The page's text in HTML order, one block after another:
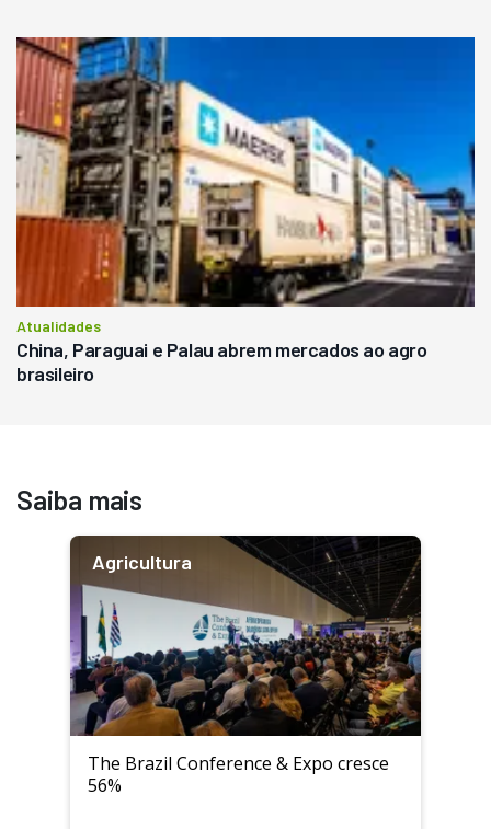
Atualidades
China, Paraguai e Palau abrem mercados ao agro
brasileiro
Saiba mais
Agricultura
The Brazil Conference & Expo cresce
56%